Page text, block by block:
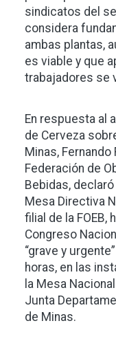
sindicatos del
considera
ambas plantas,
es viable y que
trabajadores se
En respuesta al
de Cerveza
Minas,
Federación de
Bebidas,
Mesa Directiva
filial de la FOEB,
Congreso
“grave y
horas, en las
la Mesa
Junta
de Minas.